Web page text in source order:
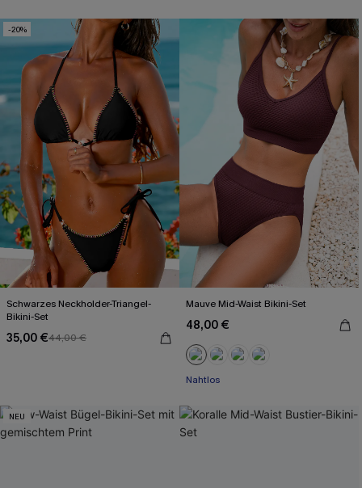
-20%
Schwarzes Neckholder-Triangel-
Bikini-Set
35,00 €44,00 €
Mauve Mid-Waist Bikini-Set
48,00 €
Nahtlos
NEU